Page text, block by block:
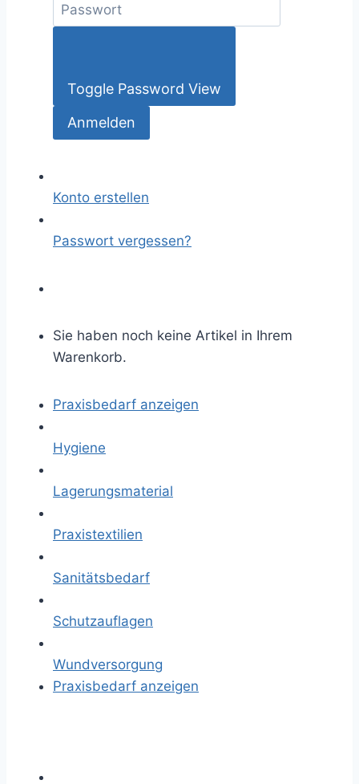
Toggle Password View
Konto erstellen
Passwort vergessen?
Sie haben noch keine Artikel in Ihrem
Warenkorb.
Praxisbedarf anzeigen
Hygiene
Lagerungsmaterial
Praxistextilien
Sanitätsbedarf
Schutzauflagen
Wundversorgung
Praxisbedarf anzeigen